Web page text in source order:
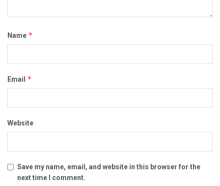
Name *
Email *
Website
Save my name, email, and website in this browser for the
next time I comment.